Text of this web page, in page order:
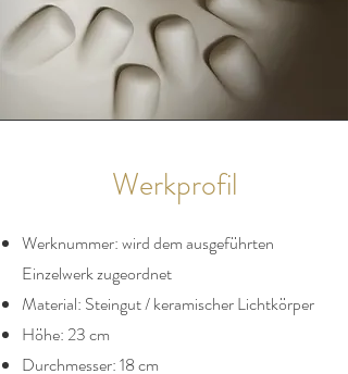
Werkprofil
Werknummer: wird dem ausgeführten
Einzelwerk zugeordnet
Material: Steingut / keramischer Lichtkörper
Höhe: 23 cm
Durchmesser: 18 cm